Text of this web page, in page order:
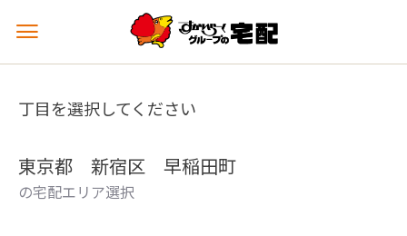
メ
ュ
を
丁目を選択してください
東京都 新宿区 早稲田町
の宅配エリア選択